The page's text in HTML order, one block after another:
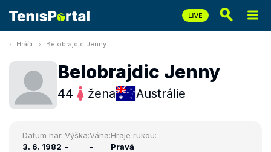
Hráči Belobrajdic Jenny
Belobrajdic Jenny
44 žena Austrálie
Datum nar.:
3. 6. 1982
Výška:
-
Váha:
-
Hraje rukou:
Pravá